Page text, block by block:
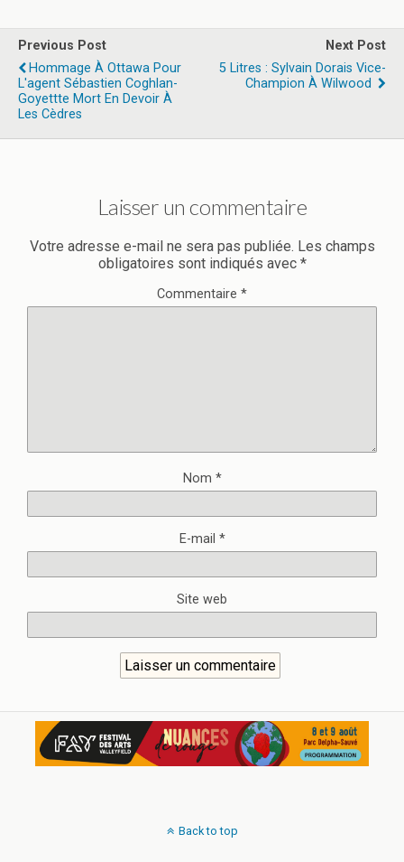
Previous Post
Hommage À Ottawa Pour
L'agent Sébastien Coghlan-
Goyettte Mort En Devoir À
Les Cèdres
Next Post
5 Litres : Sylvain Dorais Vice-
Champion À Wilwood
Laisser un commentaire
Votre adresse e-mail ne sera pas publiée. Les champs
obligatoires sont indiqués avec *
Commentaire *
Nom *
E-mail *
Site web
Back to top